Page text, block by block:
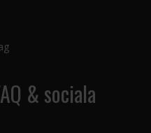
& sociala